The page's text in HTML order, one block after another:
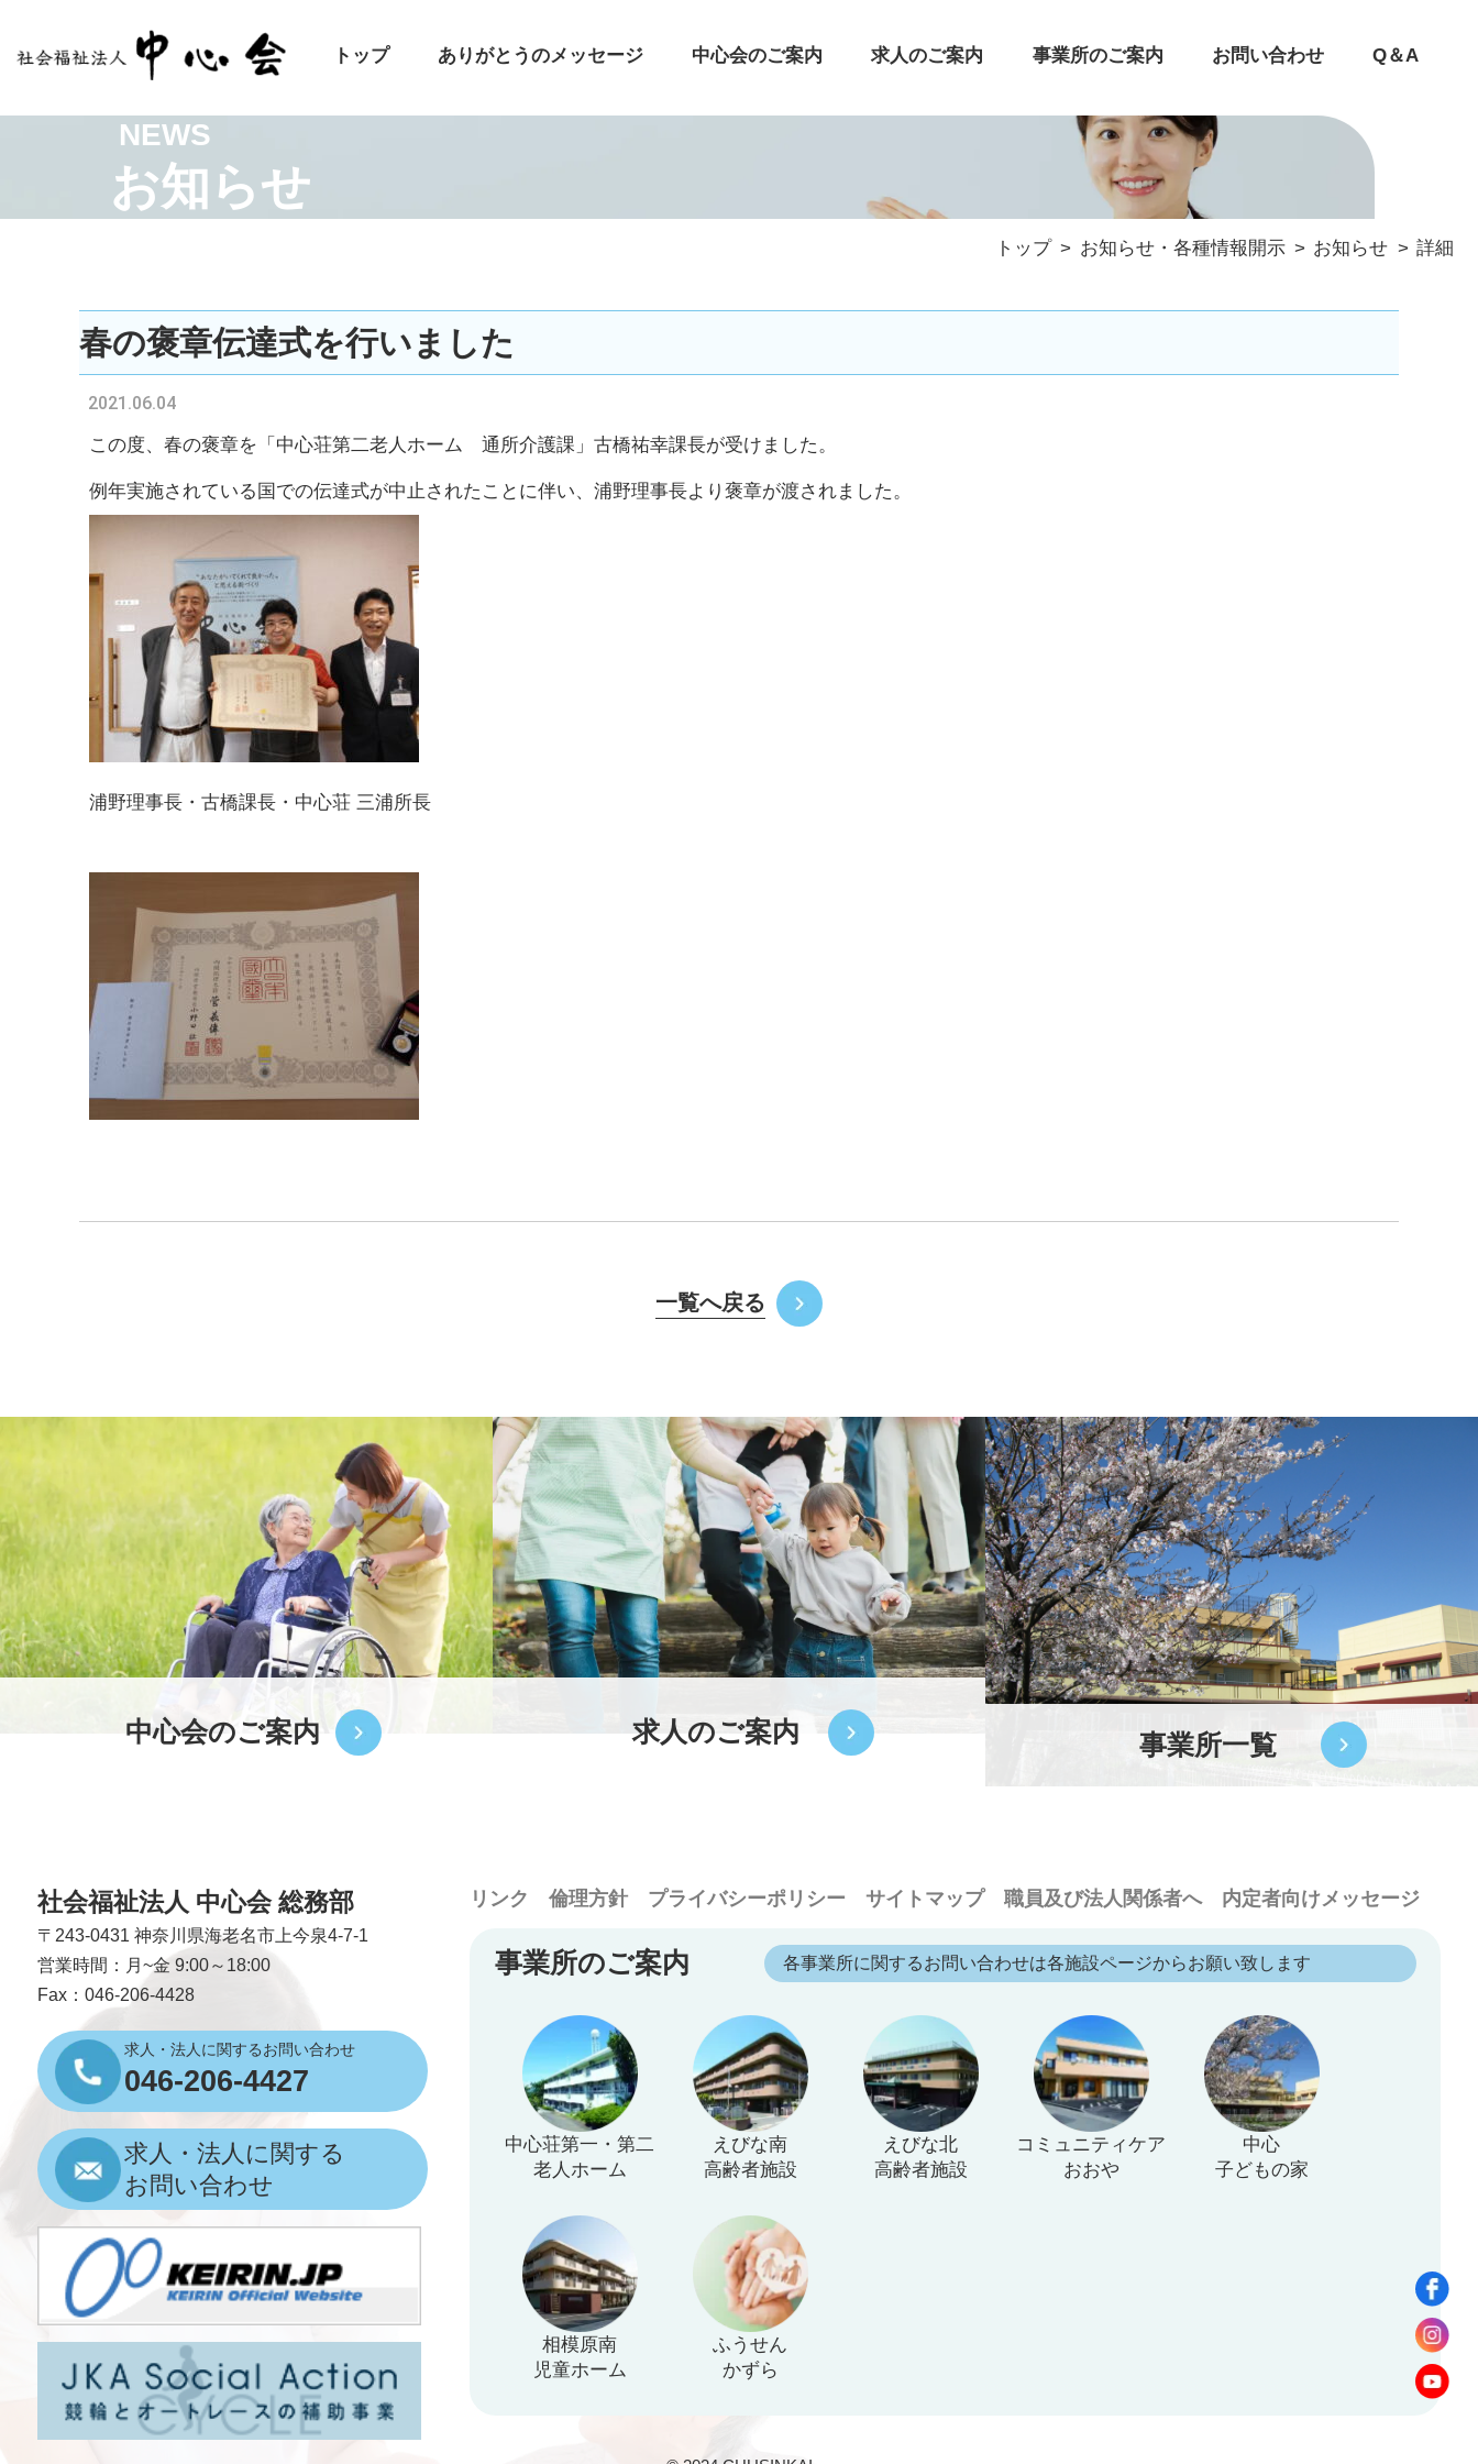
トップ ありがとうのメッセージ 中心会のご案内 求人のご案内 事業所のご案内 お問い合わせ Q＆A
NEWS
お知らせ
トップ お知らせ・各種情報開示 お知らせ 詳細
春の褒章伝達式を行いました
2021.06.04
この度、春の褒章を「中心荘第二老人ホーム 通所介護課」古橋祐幸課長が受けました。
例年実施されている国での伝達式が中止されたことに伴い、浦野理事長より褒章が渡されました。
浦野理事長・古橋課長・中心荘 三浦所長
一覧へ戻る
中心会のご案内 求人のご案内 事業所一覧
社会福祉法人 中心会 総務部
〒243-0431 神奈川県海老名市上今泉4-7-1
営業時間：月~金 9:00～18:00
Fax：046-206-4428
求人・法人に関するお問い合わせ
046-206-4427
求人・法人に関する
お問い合わせ
リンク 倫理方針 プライバシーポリシー サイトマップ 職員及び法人関係者へ 内定者向けメッセージ
事業所のご案内 各事業所に関するお問い合わせは各施設ページからお願い致します
中心荘第一・第二
老人ホーム
えびな南
高齢者施設
えびな北
高齢者施設
コミュニティケア
おおや
中心
子どもの家
相模原南
児童ホーム
ふうせん
かずら